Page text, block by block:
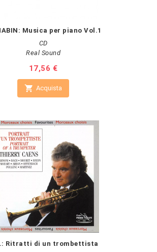
Musica per piano Vol.1
CD
Real Sound
Prezzo
17,56 €
 Acquista
Ritratti di un trombettista